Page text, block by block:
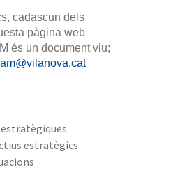
cadascun dels
pàgina web
és un document viu;
estratègics